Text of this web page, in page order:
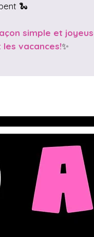
🐍
simple et
les vacances!✨